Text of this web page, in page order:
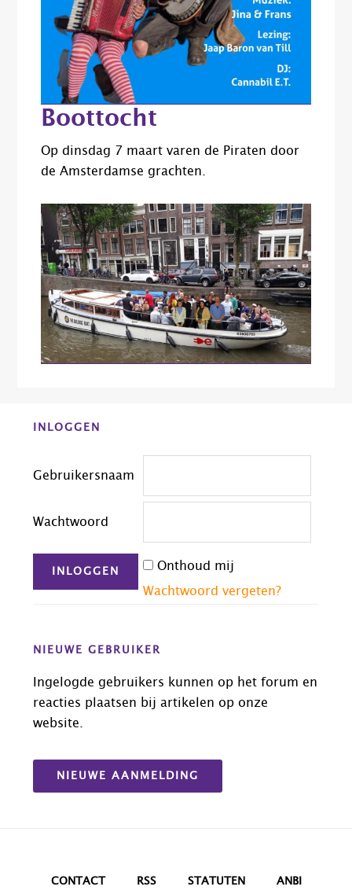
Boottocht
Op dinsdag 7 maart varen de Piraten door
de Amsterdamse grachten.
Before
INLOGGEN
Gebruikersnaam
Wachtwoord
Onthoud mij
Wachtwoord vergeten?
NIEUWE GEBRUIKER
Ingelogde gebruikers kunnen op het forum en
reacties plaatsen bij artikelen op onze
website.
NIEUWE AANMELDING
CONTACT RSS STATUTEN ANBI